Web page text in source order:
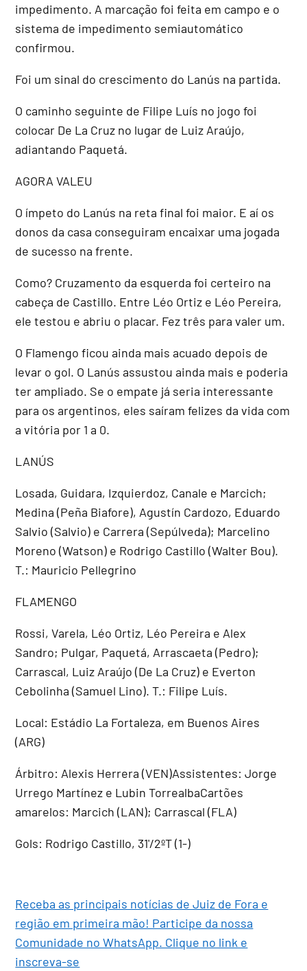
impedimento. A marcação foi feita em campo e o
sistema de impedimento semiautomático
confirmou.
Foi um sinal do crescimento do Lanús na partida.
O caminho seguinte de Filipe Luís no jogo foi
colocar De La Cruz no lugar de Luiz Araújo,
adiantando Paquetá.
AGORA VALEU
O ímpeto do Lanús na reta final foi maior. E aí os
donos da casa conseguiram encaixar uma jogada
de sucesso na frente.
Como? Cruzamento da esquerda foi certeiro na
cabeça de Castillo. Entre Léo Ortiz e Léo Pereira,
ele testou e abriu o placar. Fez três para valer um.
O Flamengo ficou ainda mais acuado depois de
levar o gol. O Lanús assustou ainda mais e poderia
ter ampliado. Se o empate já seria interessante
para os argentinos, eles saíram felizes da vida com
a vitória por 1 a 0.
LANÚS
Losada, Guidara, Izquierdoz, Canale e Marcich;
Medina (Peña Biafore), Agustín Cardozo, Eduardo
Salvio (Salvio) e Carrera (Sepúlveda); Marcelino
Moreno (Watson) e Rodrigo Castillo (Walter Bou).
T.: Mauricio Pellegrino
FLAMENGO
Rossi, Varela, Léo Ortiz, Léo Pereira e Alex
Sandro; Pulgar, Paquetá, Arrascaeta (Pedro);
Carrascal, Luiz Araújo (De La Cruz) e Everton
Cebolinha (Samuel Lino). T.: Filipe Luís.
Local: Estádio La Fortaleza, em Buenos Aires
(ARG)
Árbitro: Alexis Herrera (VEN)Assistentes: Jorge
Urrego Martínez e Lubin TorrealbaCartões
amarelos: Marcich (LAN); Carrascal (FLA)
Gols: Rodrigo Castillo, 31'/2ºT (1-)
Receba as principais notícias de Juiz de Fora e
região em primeira mão! Participe da nossa
Comunidade no WhatsApp. Clique no link e
inscreva-se